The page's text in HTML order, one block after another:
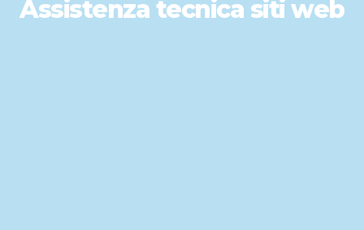
Assistenza tecnica siti web